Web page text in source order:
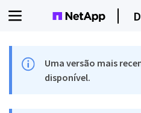
Uma versão mais
disponível.